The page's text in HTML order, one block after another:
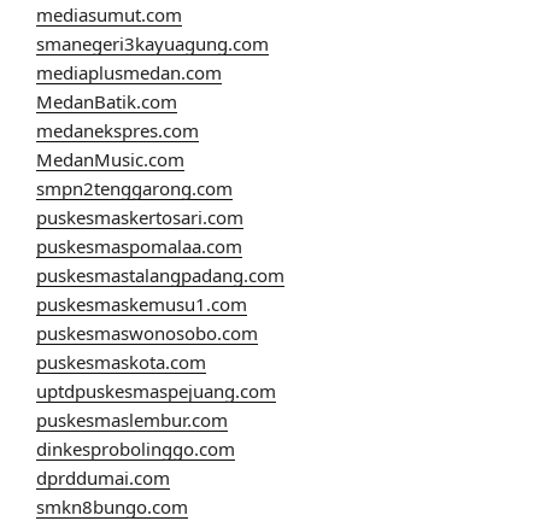
mediasumut.com
smanegeri3kayuagung.com
mediaplusmedan.com
MedanBatik.com
medanekspres.com
MedanMusic.com
smpn2tenggarong.com
puskesmaskertosari.com
puskesmaspomalaa.com
puskesmastalangpadang.com
puskesmaskemusu1.com
puskesmaswonosobo.com
puskesmaskota.com
uptdpuskesmaspejuang.com
puskesmaslembur.com
dinkesprobolinggo.com
dprddumai.com
smkn8bungo.com